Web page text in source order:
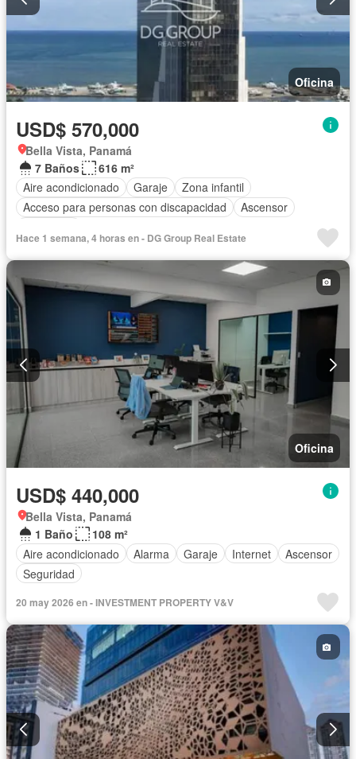
Oficina
USD$ 570,000
Bella Vista, Panamá
7 Baños
616 m²
Aire acondicionado
Garaje
Zona infantil
Acceso para personas con discapacidad
Ascensor
Hace 1 semana, 4 horas en - DG Group Real Estate
Oficina
USD$ 440,000
Bella Vista, Panamá
1 Baño
108 m²
Aire acondicionado
Alarma Garaje Internet
Ascensor
Seguridad
20 may 2026 en - INVESTMENT PROPERTY V&V